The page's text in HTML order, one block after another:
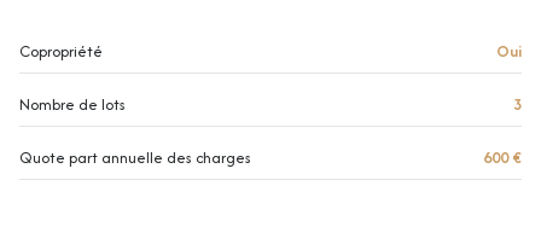
Copropriété Oui
Nombre de lots 3
Quote part annuelle des charges 600 €